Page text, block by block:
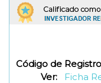
Código de
Ver:
Ficha